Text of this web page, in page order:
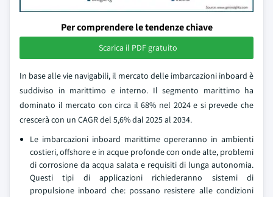
Per comprendere le tendenze chiave
Scarica il PDF gratuito
In base alle vie navigabili, il mercato delle imbarcazioni inboard è
suddiviso in marittimo e interno. Il segmento marittimo ha
dominato il mercato con circa il 68% nel 2024 e si prevede che
crescerà con un CAGR del 5,6% dal 2025 al 2034.
Le imbarcazioni inboard marittime opereranno in ambienti
costieri, offshore e in acque profonde con onde alte, problemi
di corrosione da acqua salata e requisiti di lunga autonomia.
Questi tipi di applicazioni richiederanno sistemi di
propulsione inboard che: possano resistere alle condizioni